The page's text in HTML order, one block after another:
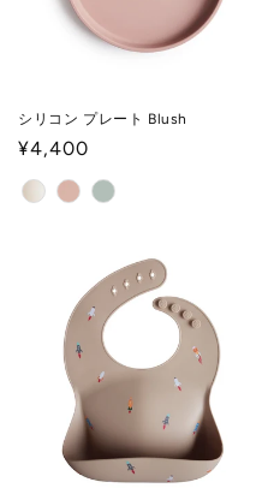
シリコン プレート Blush
通
常
価
¥4,400